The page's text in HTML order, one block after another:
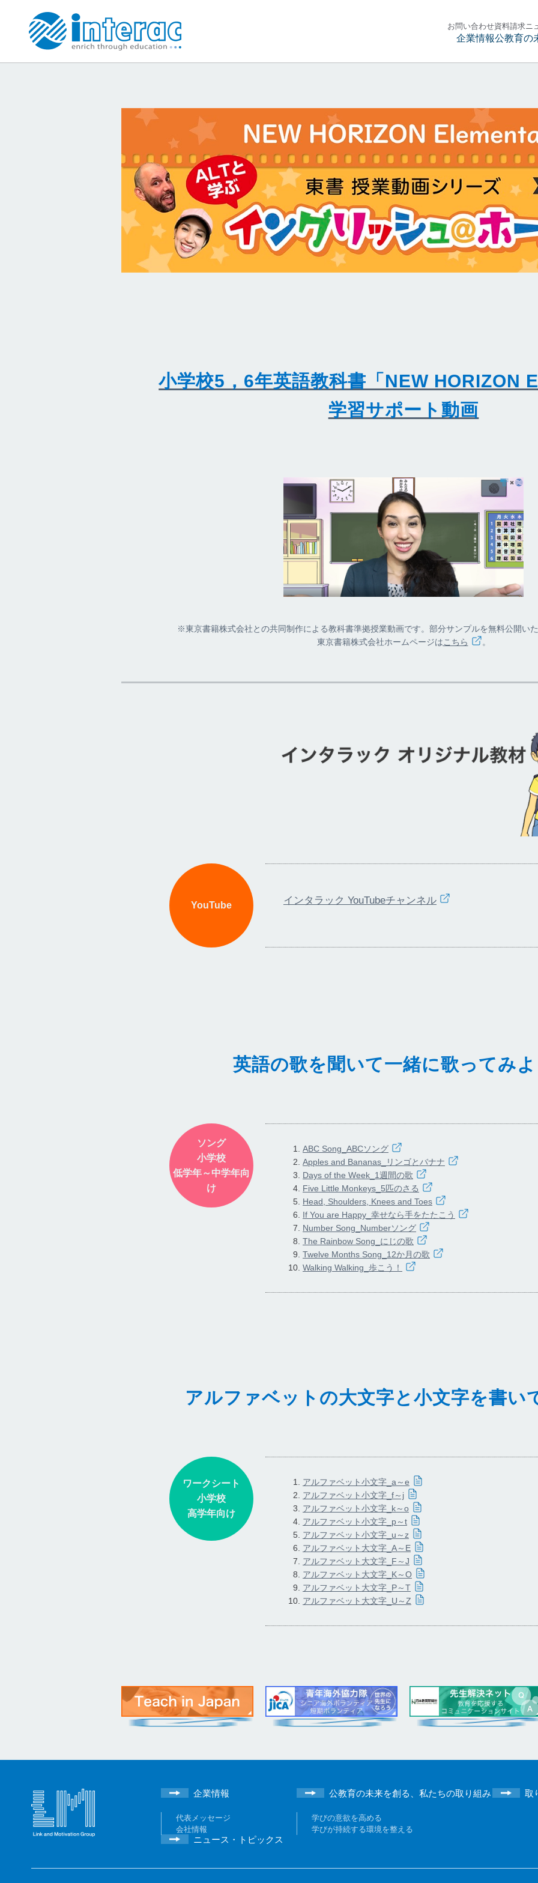
お問い合わせ資料請求ニ
企業情報公教育の
小学校5，6年英語教科書「NEW HORIZON
学習サポート動画
※東京書籍株式会社との共同制作による教科書準拠授業動画です。部分サンプルを無料公開い
東京書籍株式会社ホームページはこちら 。
YouTube インタラック YouTubeチャンネル
英語の歌を聞いて一緒に歌ってみ
ソング
小学校
低学年～中学年向
け
ABC Song_ABCソング
Apples and Bananas_リンゴとバナナ
Days of the Week_1週間の歌
Five Little Monkeys_5匹のさる
Head, Shoulders, Knees and Toes
If You are Happy_幸せなら手をたたこう
Number Song_Numberソング
The Rainbow Song_にじの歌
Twelve Months Song_12か月の歌
Walking Walking_歩こう！
アルファベットの大文字と小文字を書い
ワークシート
小学校
高学年向け
アルファベット小文字_a～e
アルファベット小文字_f～j
アルファベット小文字_k～o
アルファベット小文字_p～t
アルファベット小文字_u～z
アルファベット大文字_A～E
アルファベット大文字_F～J
アルファベット大文字_K～O
アルファベット大文字_P～T
アルファベット大文字_U～Z
企業情報
代表メッセージ
会社情報
公教育の未来を創る、私たちの取り組み
学びの意欲を高める
学びが持続する環境を整える
取
ニュース・トピックス